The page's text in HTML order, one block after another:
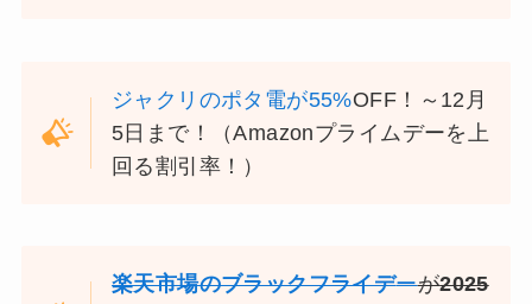
ジャクリのポタ電が55%OFF！～12月
5日まで！（Amazonプライムデーを上
回る割引率！）
楽天市場のブラックフライデーが2025